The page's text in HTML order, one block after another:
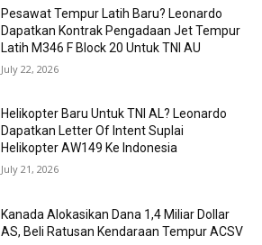
Pesawat Tempur Latih Baru? Leonardo
Dapatkan Kontrak Pengadaan Jet Tempur
Latih M346 F Block 20 Untuk TNI AU
July 22, 2026
Helikopter Baru Untuk TNI AL? Leonardo
Dapatkan Letter Of Intent Suplai
Helikopter AW149 Ke Indonesia
July 21, 2026
Kanada Alokasikan Dana 1,4 Miliar Dollar
AS, Beli Ratusan Kendaraan Tempur ACSV